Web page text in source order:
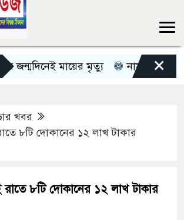
মায়ের মৃত্যু নাসার মহাকাশ×
খবর
৮টি দোকানের ১২ লাখ টাকার
৮টি দোকানের ১২ লাখ টাকার